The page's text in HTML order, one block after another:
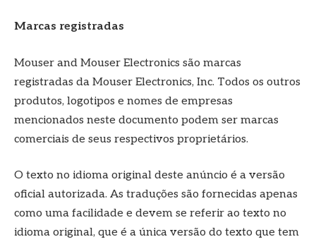
Marcas registradas
Mouser and Mouser Electronics são marcas
registradas da Mouser Electronics, Inc. Todos os outros
produtos, logotipos e nomes de empresas
mencionados neste documento podem ser marcas
comerciais de seus respectivos proprietários.
O texto no idioma original deste anúncio é a versão
oficial autorizada. As traduções são fornecidas apenas
como uma facilidade e devem se referir ao texto no
idioma original, que é a única versão do texto que tem